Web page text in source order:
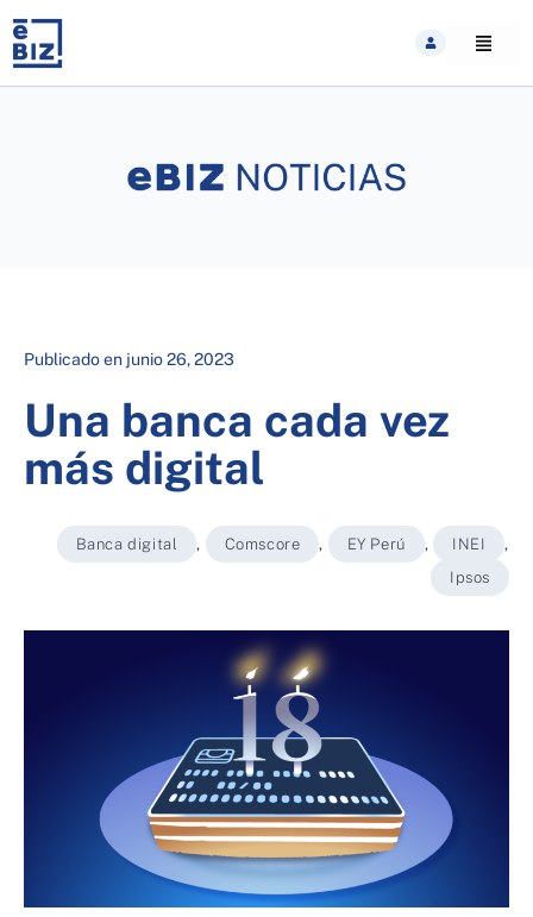
content
Publicado en junio 26, 2023
Una banca cada vez
más digital
Banca digital , Comscore , EY Perú , INEI
,
Ipsos